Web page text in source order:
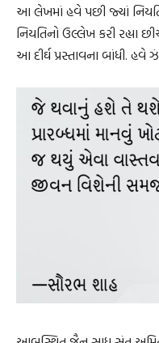
આ લેખમાં હવે પછી જ્યાં
નિયતિનો ઉલ્લેખ કરી
આ દીર્ઘ પ્રસ્તાવના બાંધી. હવે